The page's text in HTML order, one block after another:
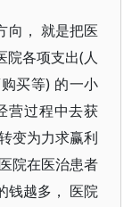
向， 就是把医
院各项支出(人
买等) 的一小
营过程中去获
变为力求赢利
院在医治患者
钱越多， 医院